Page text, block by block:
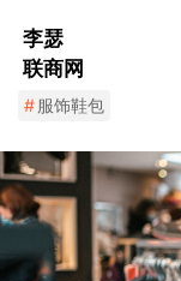
李瑟
联商网
#服饰鞋包